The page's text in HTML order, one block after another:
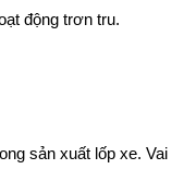
động trơn tru.
sản xuất lốp xe. Vai